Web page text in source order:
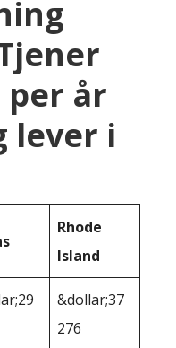
per år
lever i
Rhode
Island
&dollar;37
276